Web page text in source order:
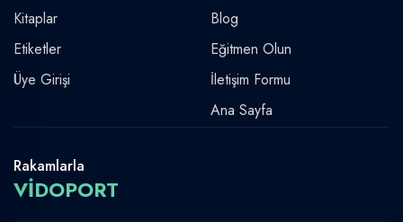
Kitaplar
Etiketler
Üye Girişi
Blog
Eğitmen Olun
İletişim Formu
Ana Sayfa
Rakamlarla
VİDOPORT